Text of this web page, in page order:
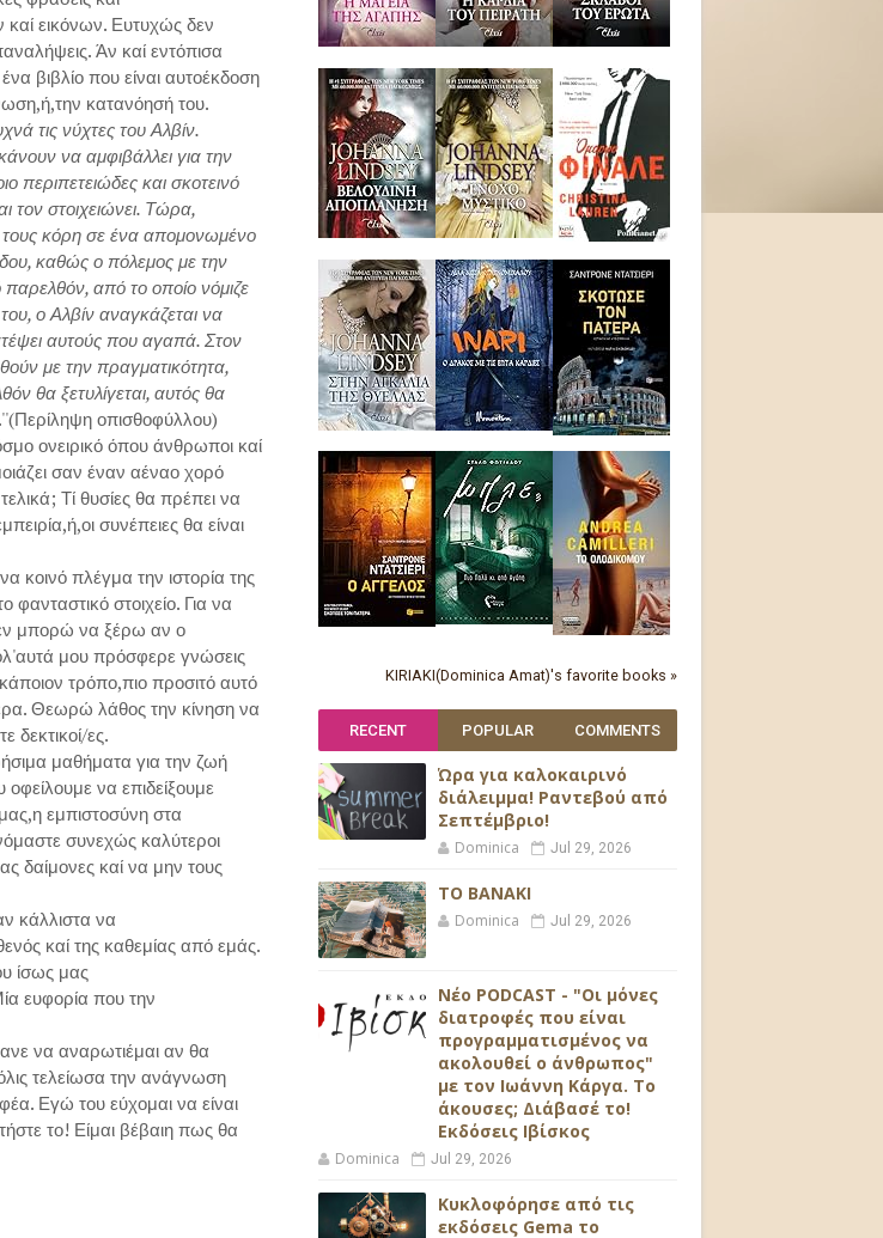
καί εικόνων. Ευτυχώς δεν
Άν καί εντόπισα
βιβλίο που είναι αυτοέκδοση
κατανόησή του.
τις νύχτες του Αλβίν.
να αμφιβάλλει για την
περιπετειώδες και σκοτεινό
τον στοιχειώνει. Τώρα,
τους κόρη σε ένα απομονωμένο
καθώς ο πόλεμος με την
από το οποίο νόμιζε
ο Αλβίν αναγκάζεται να
αυτούς που αγαπά. Στον
με την πραγματικότητα,
θα ξετυλίγεται, αυτός θα
.''(Περίληψη οπισθοφύλλου)
ονειρικό όπου άνθρωποι καί
σαν έναν αέναο χορό
Τί θυσίες θα πρέπει να
συνέπειες θα είναι
πλέγμα την ιστορία της
στοιχείο. Για να
μπορώ να ξέρω αν ο
μου πρόσφερε γνώσεις
τρόπο,πιο προσιτό αυτό
Θεωρώ λάθος την κίνηση να
δεκτικοί/ες.
μαθήματα για την ζωή
να επιδείξουμε
εμπιστοσύνη στα
συνεχώς καλύτεροι
δαίμονες καί να μην τους
κάλλιστα να
καί της καθεμίας από εμάς.
ίσως μας
ευφορία που την
να αναρωτιέμαι αν θα
τελείωσα την ανάγνωση
Εγώ του εύχομαι να είναι
το! Είμαι βέβαιη πως θα
KIRIAKI(Dominica Amat)'s favorite books »
RECENT POPULAR COMMENTS
Ώρα για καλοκαιρινό
διάλειμμα! Ραντεβού από
Σεπτέμβριο!
Dominica Jul 29, 2026
ΤΟ ΒΑΝΑΚΙ
Dominica Jul 29, 2026
Νέο PODCAST - "Οι μόνες
διατροφές που είναι
προγραμματισμένος να
ακολουθεί ο άνθρωπος"
με τον Ιωάννη Κάργα. Το
άκουσες; Διάβασέ το!
Εκδόσεις Ιβίσκος
Dominica Jul 29, 2026
Κυκλοφόρησε από τις
εκδόσεις Gema το